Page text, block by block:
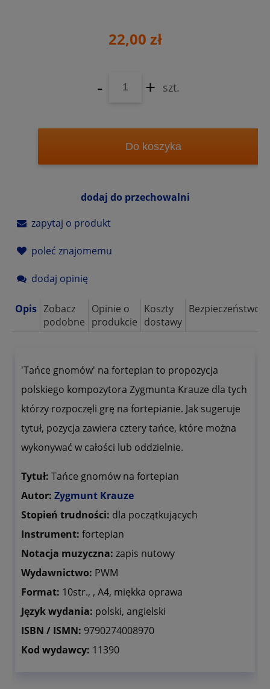
22,00 zł
- + szt.
Do koszyka
dodaj do przechowalni
zapytaj o produkt
poleć znajomemu
dodaj opinię
Opis Zobacz
podobne
Opinie o
produkcie
Koszty
dostawy
Bezpieczeństwo
'Tańce gnomów' na fortepian to propozycja
polskiego kompozytora Zygmunta Krauze dla tych
którzy rozpoczęli grę na fortepianie. Jak sugeruje
tytuł, pozycja zawiera cztery tańce, które można
wykonywać w całości lub oddzielnie.
Tytuł: Tańce gnomów na fortepian
Autor: Zygmunt Krauze
Stopień trudności: dla początkujących
Instrument: fortepian
Notacja muzyczna: zapis nutowy
Wydawnictwo: PWM
Format: 10str., , A4, miękka oprawa
Język wydania: polski, angielski
ISBN / ISMN: 9790274008970
Kod wydawcy: 11390